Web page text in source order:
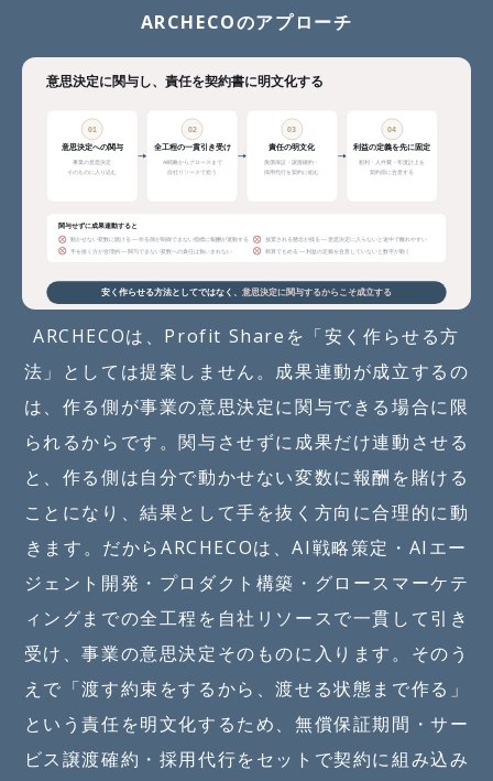
ARCHECOのアプローチ
ARCHECOは、Profit Shareを「安く作らせる方
法」としては提案しません。成果連動が成立するの
は、作る側が事業の意思決定に関与できる場合に限
られるからです。関与させずに成果だけ連動させる
と、作る側は自分で動かせない変数に報酬を賭ける
ことになり、結果として手を抜く方向に合理的に動
きます。だからARCHECOは、AI戦略策定・AIエー
ジェント開発・プロダクト構築・グロースマーケテ
ィングまでの全工程を自社リソースで一貫して引き
受け、事業の意思決定そのものに入ります。そのう
えで「渡す約束をするから、渡せる状態まで作る」
という責任を明文化するため、無償保証期間・サー
ビス譲渡確約・採用代行をセットで契約に組み込み